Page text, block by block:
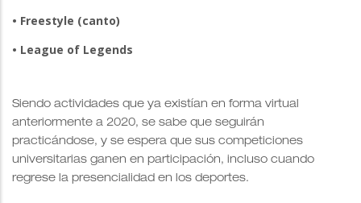
• Freestyle (canto)
• League of Legends
Siendo actividades que ya existían en forma virtual
anteriormente a 2020, se sabe que seguirán
practicándose, y se espera que sus competiciones
universitarias ganen en participación, incluso cuando
regrese la presencialidad en los deportes.